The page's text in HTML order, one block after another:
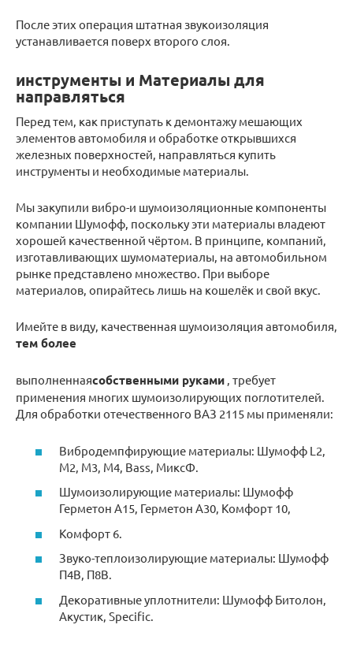
После этих операция штатная звукоизоляция
устанавливается поверх второго слоя.
инструменты и Материалы для
направляться
Перед тем, как приступать к демонтажу мешающих
элементов автомобиля и обработке открывшихся
железных поверхностей, направляться купить
инструменты и необходимые материалы.
Мы закупили вибро-и шумоизоляционные компоненты
компании Шумофф, поскольку эти материалы владеют
хорошей качественной чёртом. В принципе, компаний,
изготавливающих шумоматериалы, на автомобильном
рынке представлено множество. При выборе
материалов, опирайтесь лишь на кошелёк и свой вкус.
Имейте в виду, качественная шумоизоляция автомобиля,
тем более
выполненнаясобственными руками , требует
применения многих шумоизолирующих поглотителей.
Для обработки отечественного ВАЗ 2115 мы применяли:
Вибродемпфирующие материалы: Шумофф L2,
М2, М3, М4, Bass, МиксФ.
Шумоизолирующие материалы: Шумофф
Герметон А15, Герметон А30, Комфорт 10,
Комфорт 6.
Звуко-теплоизолирующие материалы: Шумофф
П4В, П8В.
Декоративные уплотнители: Шумофф Битолон,
Акустик, Specific.